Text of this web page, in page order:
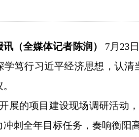
（全媒体记者陈润）
7月23
学笃行习近平经济思想，认
展的项目建设现场调研活动
冲刺全年目标任务，奏响衡阳